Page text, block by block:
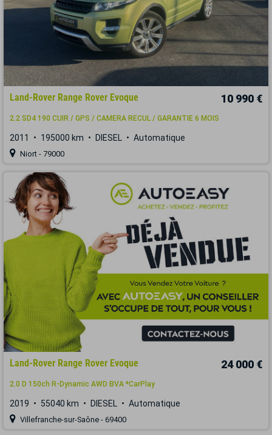
Land-Rover Range Rover Evoque 10 990 €
2.2 SD4 190 CUIR / GPS / CAMERA RECUL / GARANTIE 6 MOIS
2011 195000 km DIESEL Automatique
Niort - 79000
Land-Rover Range Rover Evoque 24 000 €
2.0 D 150ch R-Dynamic AWD BVA *CarPlay
2019 55040 km DIESEL Automatique
Villefranche-sur-Saône - 69400